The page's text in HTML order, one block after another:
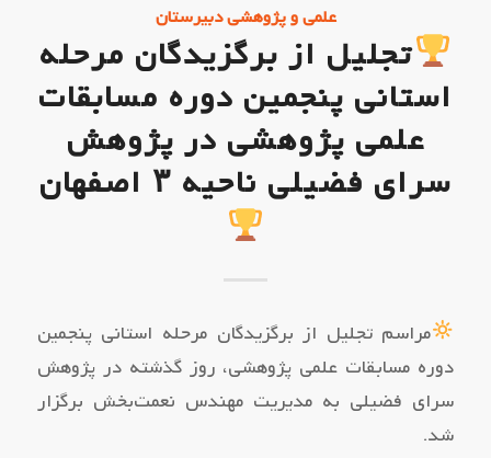
علمی و پژوهشی دبیرستان
تجلیل از برگزیدگان مرحله
استانی پنجمین دوره مسابقات
علمی پژوهشی در پژوهش
سرای فضیلی ناحیه ۳ اصفهان
مراسم تجلیل از برگزیدگان مرحله استانی پنجمین
دوره مسابقات علمی پژوهشی، روز گذشته در پژوهش
سرای فضیلی به مدیریت مهندس نعمت‌بخش برگزار
شد.